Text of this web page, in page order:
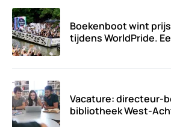
Boekenboot wint
tijdens WorldPride.
Vacature: directeur-
bibliotheek West-